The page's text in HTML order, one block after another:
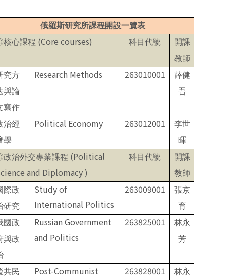
俄羅斯研究所課程開設一覽表
核心課程 (Core courses) 科目代號
開課
教師
究方
與論
寫作
Research Methods 263010001
薛健
吾
治經
學
Political Economy 263012001
李世
暉
政治外交專業課程 (Political
and Diplomacy)
科目代號
開課
教師
際政
研究
Study of
International Politics
263009001
張京
育
國政
與政
Russian Government
and Politics
263825001
林永
芳
共民 Post-Communist 263828001 林永